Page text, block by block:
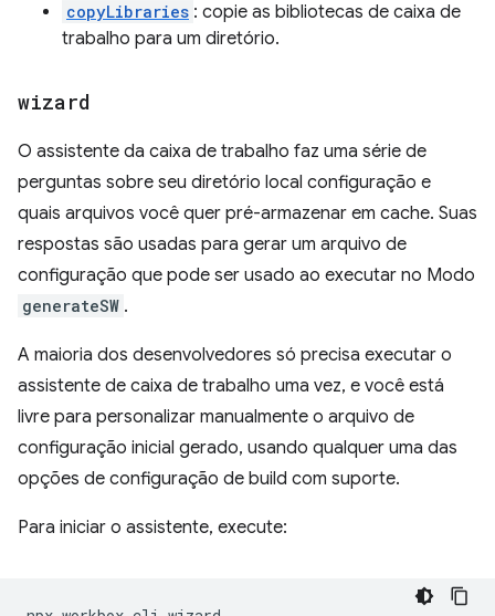
copyLibraries : copie as bibliotecas de caixa de
trabalho para um diretório.
wizard
O assistente da caixa de trabalho faz uma série de
perguntas sobre seu diretório local configuração e
quais arquivos você quer pré-armazenar em cache. Suas
respostas são usadas para gerar um arquivo de
configuração que pode ser usado ao executar no Modo
generateSW .
A maioria dos desenvolvedores só precisa executar o
assistente de caixa de trabalho uma vez, e você está
livre para personalizar manualmente o arquivo de
configuração inicial gerado, usando qualquer uma das
opções de configuração de build com suporte.
Para iniciar o assistente, execute: